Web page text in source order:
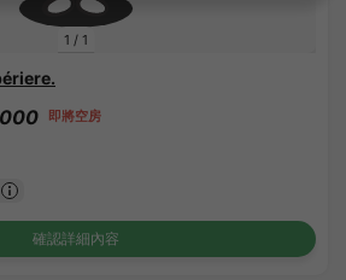
1 / 1
即將空房
確認詳細內容